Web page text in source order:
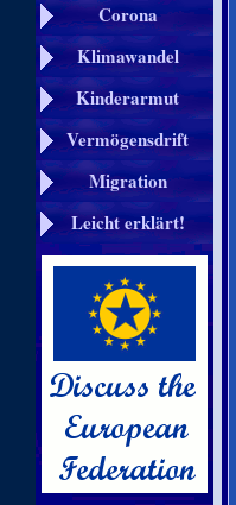
Corona
Klimawandel
Kinderarmut
Vermögensdrift
Migration
Leicht erklärt!